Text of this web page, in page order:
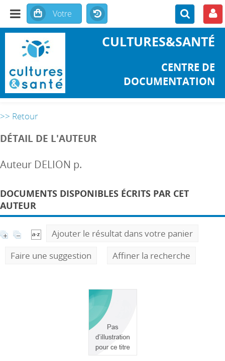
CULTURES&SANTÉ
CENTRE DE
DOCUMENTATION
>> Retour
DÉTAIL DE L'AUTEUR
Auteur DELION p.
DOCUMENTS DISPONIBLES ÉCRITS PAR CET
AUTEUR
Ajouter le résultat dans votre panier
Faire une suggestion
Affiner la recherche